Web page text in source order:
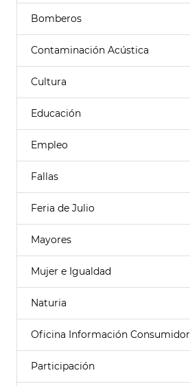
Bomberos
Contaminación Acústica
Cultura
Educación
Empleo
Fallas
Feria de Julio
Mayores
Mujer e Igualdad
Naturia
Oficina Información Consumidor
Participación